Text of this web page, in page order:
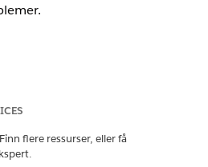
flere ressurser, eller få